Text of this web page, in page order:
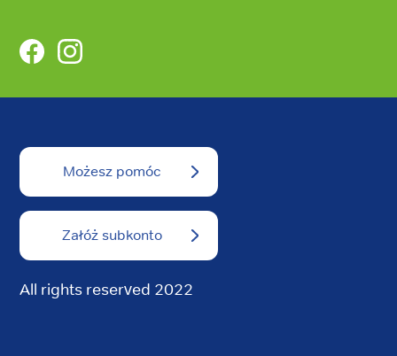
FacebookInstagram
Możesz pomóc
Załóż subkonto
All rights reserved 2022